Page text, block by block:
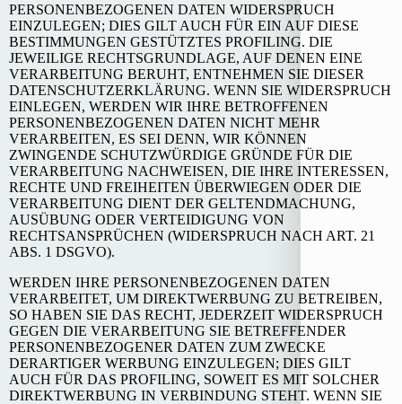
PERSONENBEZOGENEN DATEN WIDERSPRUCH
EINZULEGEN; DIES GILT AUCH FÜR EIN AUF DIESE
BESTIMMUNGEN GESTÜTZTES PROFILING. DIE
JEWEILIGE RECHTSGRUNDLAGE, AUF DENEN EINE
VERARBEITUNG BERUHT, ENTNEHMEN SIE DIESER
DATENSCHUTZERKLÄRUNG. WENN SIE WIDERSPRUCH
EINLEGEN, WERDEN WIR IHRE BETROFFENEN
PERSONENBEZOGENEN DATEN NICHT MEHR
VERARBEITEN, ES SEI DENN, WIR KÖNNEN
ZWINGENDE SCHUTZWÜRDIGE GRÜNDE FÜR DIE
VERARBEITUNG NACHWEISEN, DIE IHRE INTERESSEN,
RECHTE UND FREIHEITEN ÜBERWIEGEN ODER DIE
VERARBEITUNG DIENT DER GELTENDMACHUNG,
AUSÜBUNG ODER VERTEIDIGUNG VON
RECHTSANSPRÜCHEN (WIDERSPRUCH NACH ART. 21
ABS. 1 DSGVO).
WERDEN IHRE PERSONENBEZOGENEN DATEN
VERARBEITET, UM DIREKTWERBUNG ZU BETREIBEN,
SO HABEN SIE DAS RECHT, JEDERZEIT WIDERSPRUCH
GEGEN DIE VERARBEITUNG SIE BETREFFENDER
PERSONENBEZOGENER DATEN ZUM ZWECKE
DERARTIGER WERBUNG EINZULEGEN; DIES GILT
AUCH FÜR DAS PROFILING, SOWEIT ES MIT SOLCHER
DIREKTWERBUNG IN VERBINDUNG STEHT. WENN SIE